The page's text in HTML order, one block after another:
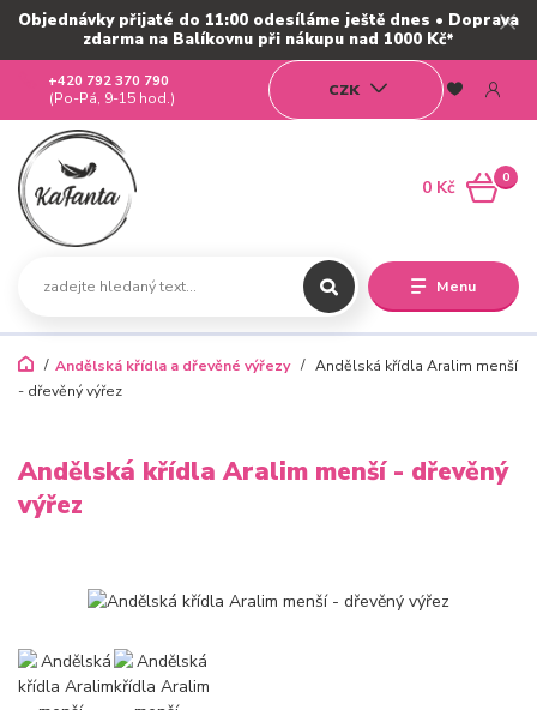
Objednávky přijaté do 11:00 odesíláme ještě dnes • Doprava
zdarma na Balíkovnu při nákupu nad 1000 Kč*
Menu
CZK
+420 792 370 790
(Po-Pá, 9-15 hod.)
0
0 Kč
Andělská křídla a dřevěné výřezy
Andělská křídla Aralim menší
- dřevěný výřez
Andělská křídla Aralim menší - dřevěný
výřez